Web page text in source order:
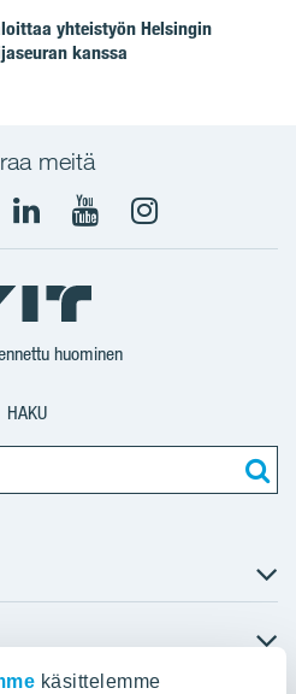
käsittelemme
yhteistyön Helsingin
kanssa
meitä
YIT
Corporation
YIT
Corporation
Instagram
huominen
HAKU